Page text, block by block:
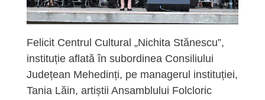
Felicit Centrul Cultural „Nichita Stănescu”,
instituție aflată în subordinea Consiliului
Județean Mehedinți, pe managerul instituției,
Tania Lăin, artiștii Ansamblului Folcloric